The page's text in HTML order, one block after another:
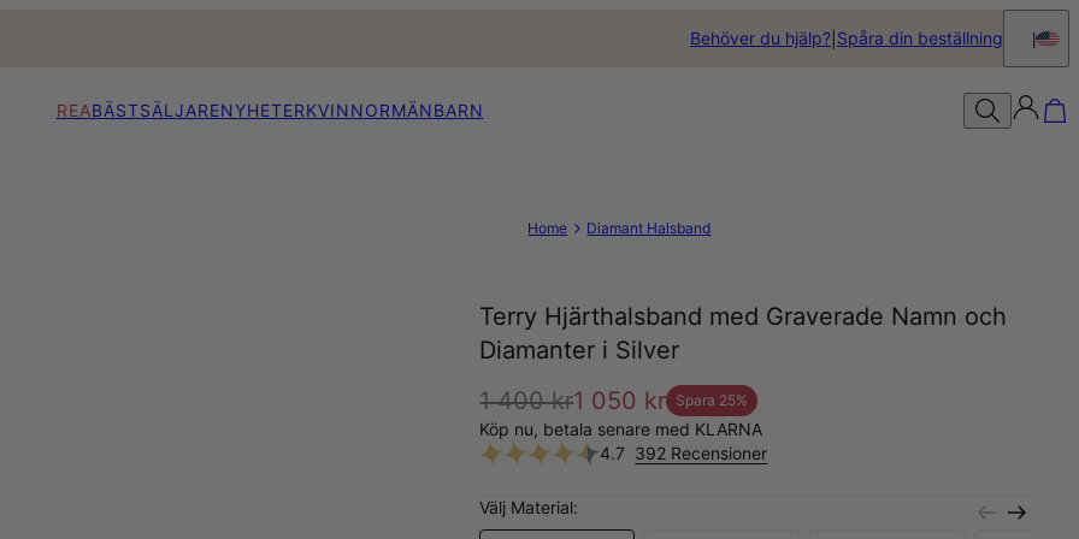
Behöver du hjälp? Spåra din beställning
REABÄSTSÄLJARENYHETERKVINNORMÄNBARN
Home Diamant Halsband
Terry Hjärthalsband med Graverade Namn och
Diamanter i Silver
1 400 kr1 050 kr Spara 25%
Köp nu, betala senare med KLARNA
4.7 392 Recensioner
Välj Material: